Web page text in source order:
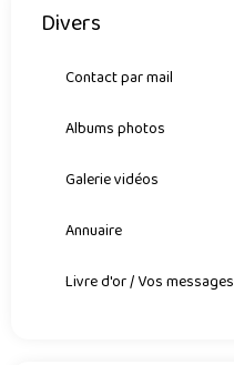
Divers
Contact par mail
Albums photos
Galerie vidéos
Annuaire
Livre d'or / Vos messages